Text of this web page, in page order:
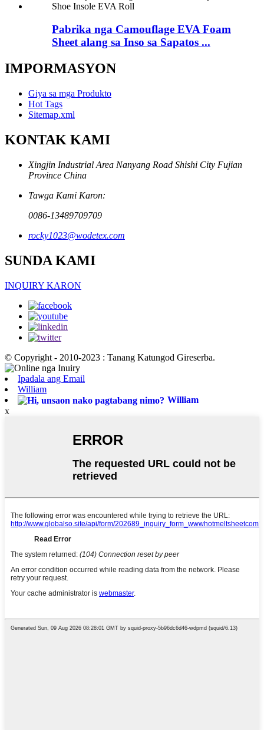
Pabrika nga Camouflage EVA Foam
Sheet alang sa Inso sa Sapatos ...
IMPORMASYON
Giya sa mga Produkto
Hot Tags
Sitemap.xml
KONTAK KAMI
Xingjin Industrial Area Nanyang Road Shishi City Fujian
Province China
Tawga Kami Karon:
0086-13489709709
rocky1023@wodetex.com
SUNDA KAMI
INQUIRY KARON
© Copyright - 2010-2023 : Tanang Katungod Gireserba.
Ipadala ang Email
William
William
x